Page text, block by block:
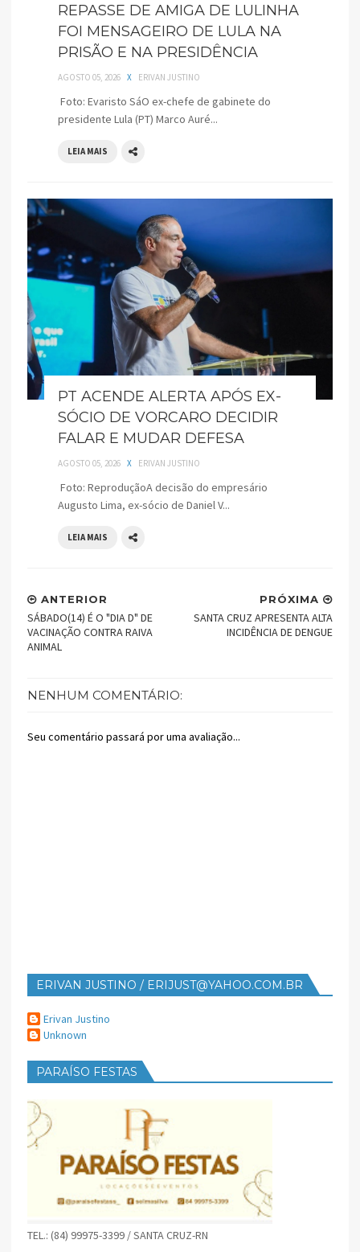
REPASSE DE AMIGA DE LULINHA
FOI MENSAGEIRO DE LULA NA
PRISÃO E NA PRESIDÊNCIA
AGOSTO 05, 2026 X ERIVAN JUSTINO
Foto: Evaristo SáO ex-chefe de gabinete do
presidente Lula (PT) Marco Auré...
LEIA MAIS
PT ACENDE ALERTA APÓS EX-
SÓCIO DE VORCARO DECIDIR
FALAR E MUDAR DEFESA
AGOSTO 05, 2026 X ERIVAN JUSTINO
Foto: ReproduçãoA decisão do empresário
Augusto Lima, ex-sócio de Daniel V...
LEIA MAIS
PRÓXIMA
SANTA CRUZ APRESENTA ALTA
INCIDÊNCIA DE DENGUE
ANTERIOR
SÁBADO(14) É O "DIA D" DE
VACINAÇÃO CONTRA RAIVA
ANIMAL
NENHUM COMENTÁRIO:
Seu comentário passará por uma avaliação...
ERIVAN JUSTINO / ERIJUST@YAHOO.COM.BR
Erivan Justino
Unknown
PARAÍSO FESTAS
TEL.: (84) 99975-3399 / SANTA CRUZ-RN